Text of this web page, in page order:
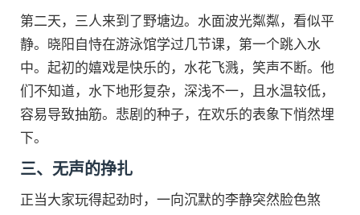
第二天，三人来到了野塘边。水面波光粼粼，看似平
静。晓阳自恃在游泳馆学过几节课，第一个跳入水
中。起初的嬉戏是快乐的，水花飞溅，笑声不断。他
们不知道，水下地形复杂，深浅不一，且水温较低，
容易导致抽筋。悲剧的种子，在欢乐的表象下悄然埋
下。
三、无声的挣扎
正当大家玩得起劲时，一向沉默的李静突然脸色煞